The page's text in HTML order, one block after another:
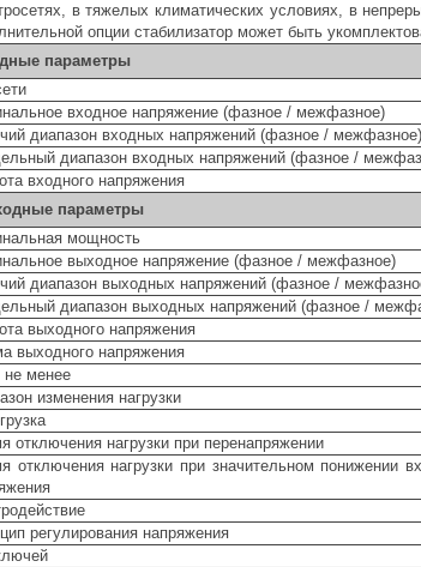
в тяжелых климатических условиях, в
опции стабилизатор может быть
параметры
входное напряжение (фазное / межфазное)
диапазон входных напряжений (фазное / межфазное)
диапазон входных напряжений (фазное /
входного напряжения
параметры
мощность
выходное напряжение (фазное / межфазное)
диапазон выходных напряжений (фазное /
диапазон выходных напряжений (фазное /
выходного напряжения
выходного напряжения
менее
изменения нагрузки
отключения нагрузки при перенапряжении
отключения нагрузки при значительном понижении
регулирования напряжения